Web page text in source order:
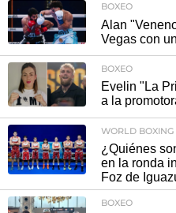
BOXEO
Alan
Vegas con
BOXEO
Evelin "La
a la
WORLD
¿Quiénes
en la ronda
Foz de
BOXEO